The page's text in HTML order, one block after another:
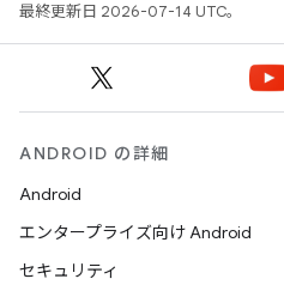
最終更新日 2026-07-14 UTC。
ANDROID の詳細
Android
エンタープライズ向け Android
セキュリティ